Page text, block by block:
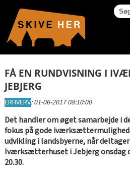
FÅ EN RUNDVISNING I
JEBJERG
ERHVERV:01-06-2017 08:10:00
Det handler om øget samarbejde i
fokus på gode
udvikling i landsbyerne, når
Iværksætterhuset i Jebjerg onsdag
20.30.